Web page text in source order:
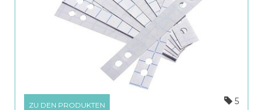
ZU DEN PRODUKTEN 5